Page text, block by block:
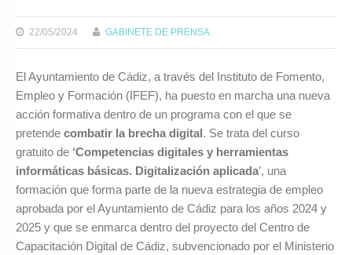
22/05/2024 GABINETE DE PRENSA
El Ayuntamiento de Cádiz, a través del Instituto de Fomento,
Empleo y Formación (IFEF), ha puesto en marcha una nueva
acción formativa dentro de un programa con el que se
pretende combatir la brecha digital. Se trata del curso
gratuito de ‘Competencias digitales y herramientas
informáticas básicas. Digitalización aplicada’, una
formación que forma parte de la nueva estrategia de empleo
aprobada por el Ayuntamiento de Cádiz para los años 2024 y
2025 y que se enmarca dentro del proyecto del Centro de
Capacitación Digital de Cádiz, subvencionado por el Ministerio